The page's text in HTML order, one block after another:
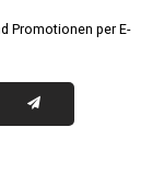
Promotionen per E-